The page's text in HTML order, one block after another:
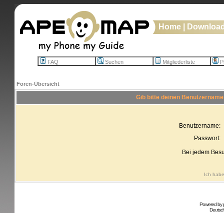
Home
FAQ Suchen Mitgliederliste
Foren-Übersicht
Gib bitte deinen
Benutzername:
Passwort:
Bei jedem
Ich
Powered by